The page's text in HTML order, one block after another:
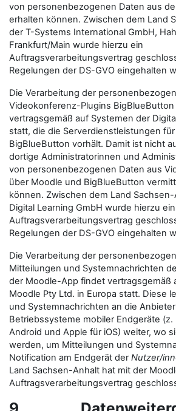
von personenbezogenen Daten aus
erhalten können. Zwischen dem Land
der T-Systems International GmbH,
Frankfurt/Main wurde hierzu ein
Auftragsverarbeitungsvertrag
Regelungen der DS-GVO eingehalten
Die Verarbeitung der
Videokonferenz-Plugins
vertragsgemäß auf Systemen der
statt, die die Serverdienstleistungen
BigBlueButton vorhält. Damit ist nicht
dortige Administratorinnen und
von personenbezogenen Daten aus
über Moodle und BigBlueButton
können. Zwischen dem Land
Digital Learning GmbH wurde hierzu ein
Auftragsverarbeitungsvertrag
Regelungen der DS-GVO eingehalten
Die Verarbeitung der
Mitteilungen und Systemnachrichten
der Moodle-App findet vertragsgemäß
Moodle Pty Ltd. in Europa statt. Diese
und Systemnachrichten an die
Betriebssysteme mobiler Endgeräte (z.
Android und Apple für iOS) weiter, wo
werden, um Mitteilungen und
Notification am Endgerät derNutzer/
Land Sachsen-Anhalt hat mit der
Auftragsverarbeitungsvertrag